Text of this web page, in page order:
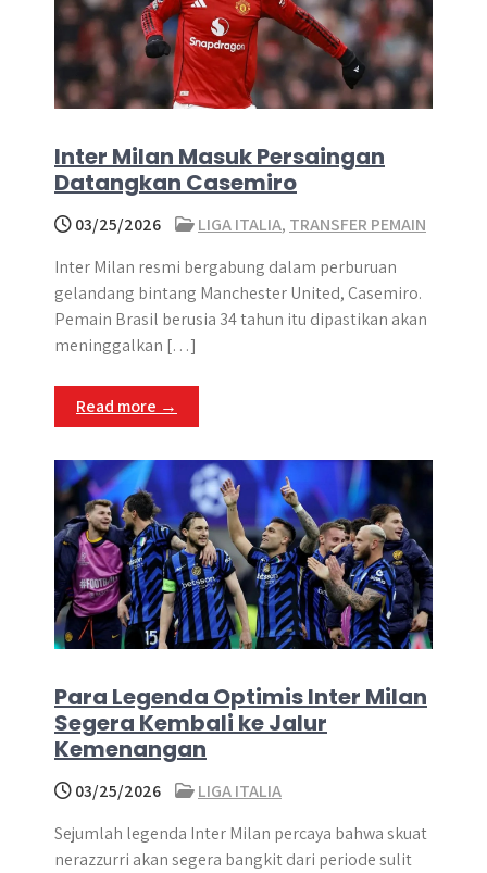
Inter Milan Masuk Persaingan
Datangkan Casemiro
03/25/2026 LIGA ITALIA, TRANSFER PEMAIN
Inter Milan resmi bergabung dalam perburuan
gelandang bintang Manchester United, Casemiro.
Pemain Brasil berusia 34 tahun itu dipastikan akan
meninggalkan […]
Read more →
Para Legenda Optimis Inter Milan
Segera Kembali ke Jalur
Kemenangan
03/25/2026
LIGA ITALIA
Sejumlah legenda Inter Milan percaya bahwa skuat
nerazzurri akan segera bangkit dari periode sulit